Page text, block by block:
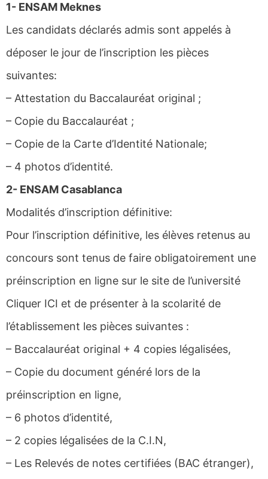
1- ENSAM Meknes
Les candidats déclarés admis sont appelés à
déposer le jour de l’inscription les pièces
suivantes:
– Attestation du Baccalauréat original ;
– Copie du Baccalauréat ;
– Copie de la Carte d’Identité Nationale;
– 4 photos d’identité.
2- ENSAM Casablanca
Modalités d’inscription définitive:
Pour l’inscription définitive, les élèves retenus au
concours sont tenus de faire obligatoirement une
préinscription en ligne sur le site de l’université
Cliquer ICI et de présenter à la scolarité de
l’établissement les pièces suivantes :
– Baccalauréat original + 4 copies légalisées,
– Copie du document généré lors de la
préinscription en ligne,
– 6 photos d’identité,
– 2 copies légalisées de la C.I.N,
– Les Relevés de notes certifiées (BAC étranger),